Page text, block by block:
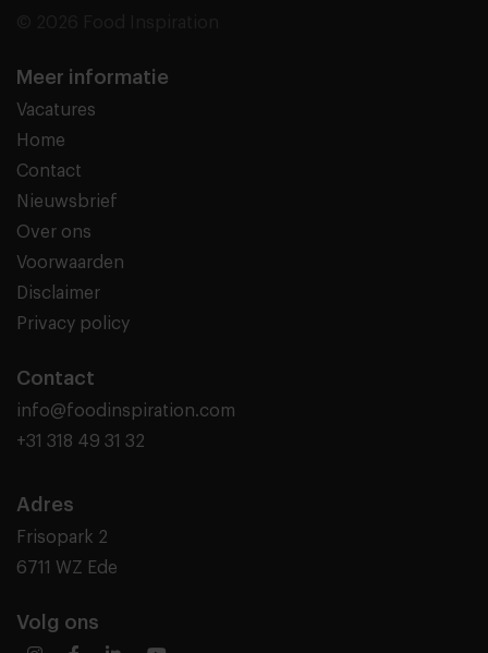
Meer informatie
Vacatures
Home
Contact
Nieuwsbrief
Over ons
Voorwaarden
Disclaimer
Privacy policy
Contact
info@foodinspiration.com
+31 318 49 31 32
Adres
Frisopark 2
6711 WZ Ede
Volg ons